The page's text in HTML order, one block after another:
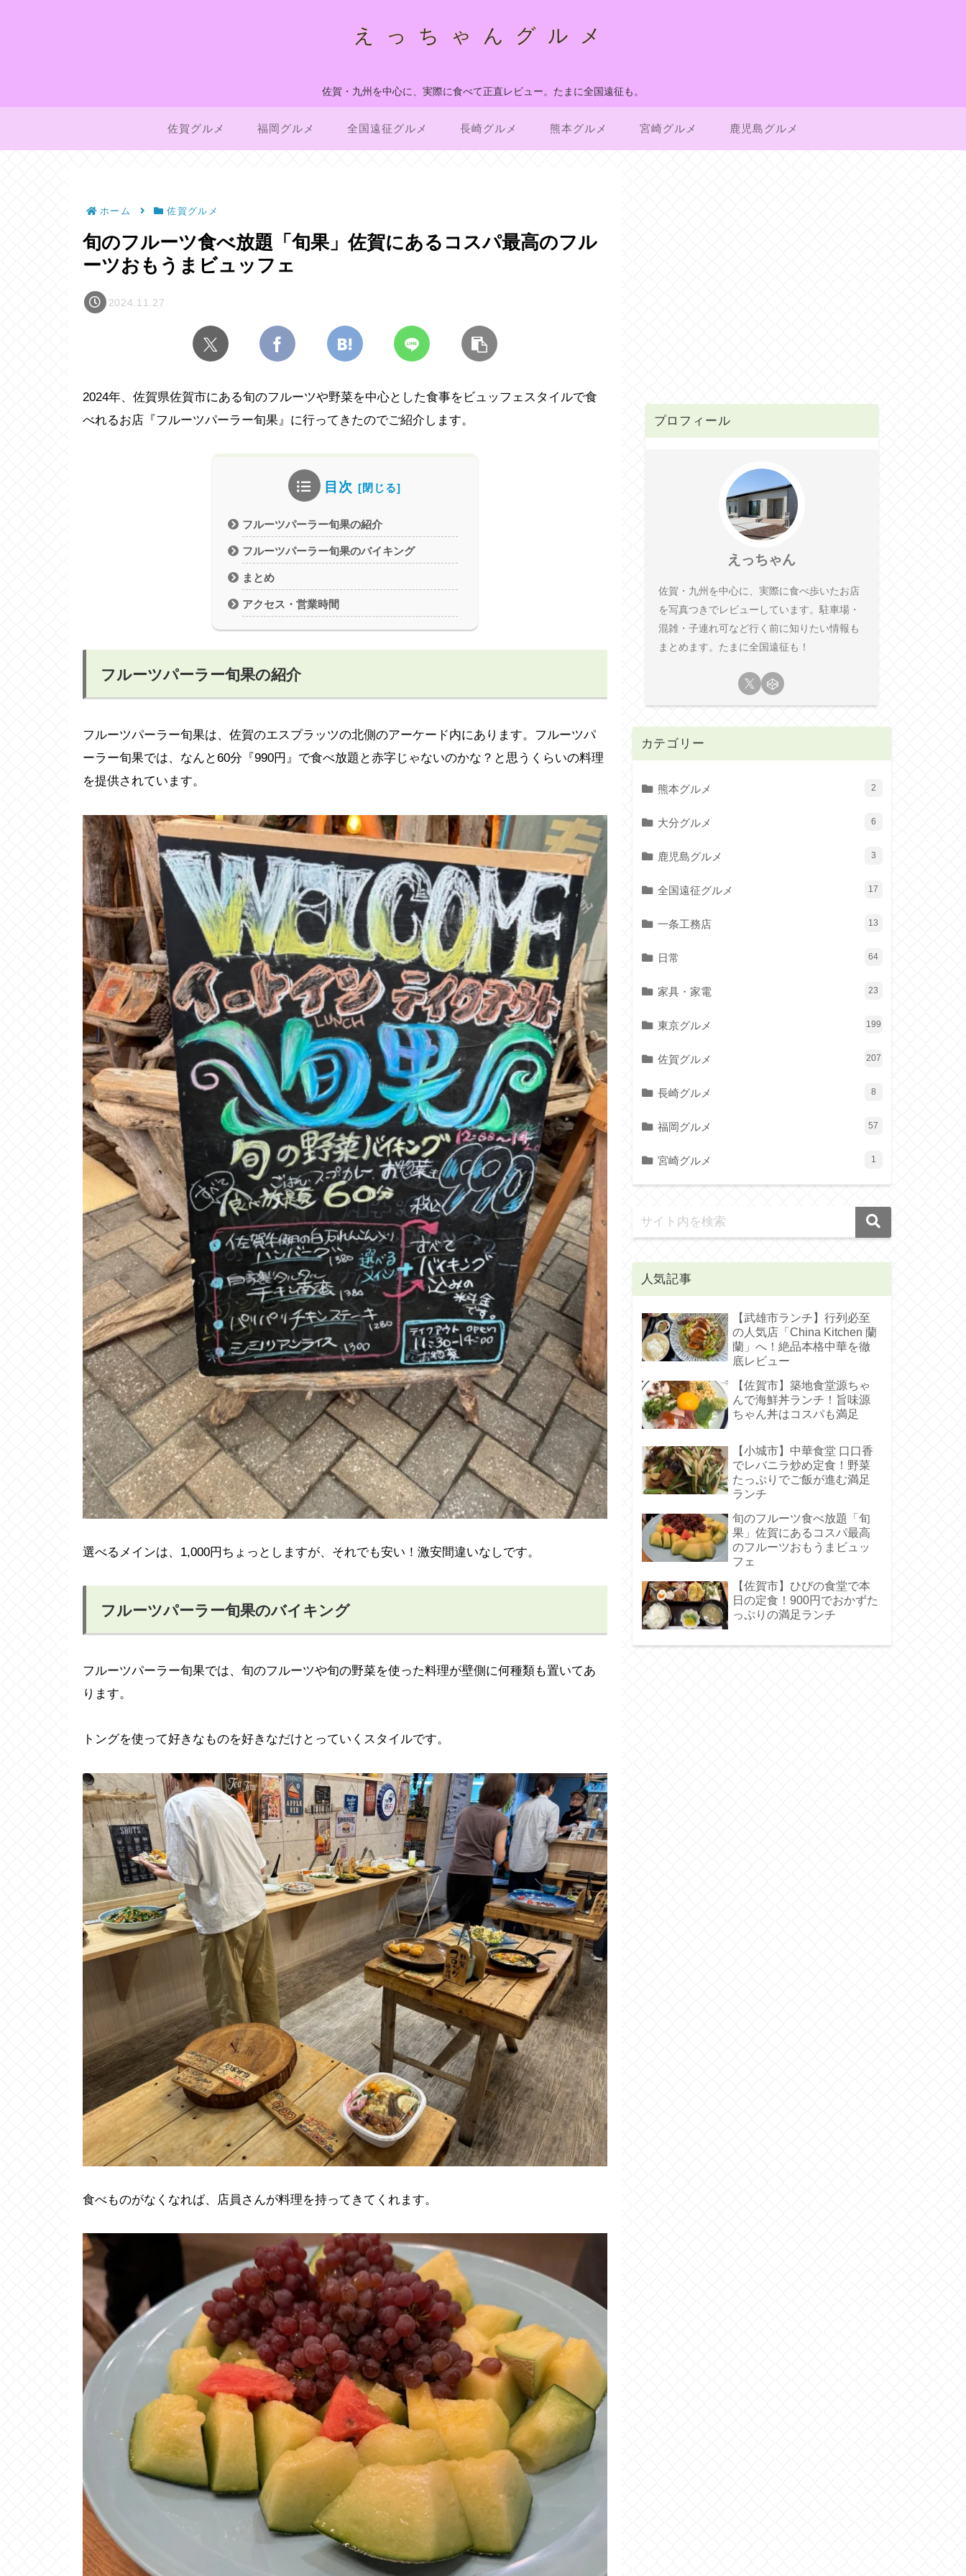
えっちゃんグルメ
佐賀・九州を中心に、実際に食べて正直レビュー。たまに全国遠征も。
佐賀グルメ 福岡グルメ 全国遠征グルメ 長崎グルメ 熊本グルメ 宮崎グルメ 鹿児島グルメ
ホーム 佐賀グルメ
旬のフルーツ食べ放題「旬果」佐賀にあるコスパ最高のフル
ーツおもうまビュッフェ
2024.11.27
2024年、佐賀県佐賀市にある旬のフルーツや野菜を中心とした食事をビュッフェスタイルで食
べれるお店『フルーツパーラー旬果』に行ってきたのでご紹介します。
目次
フルーツパーラー旬果の紹介
フルーツパーラー旬果のバイキング
まとめ
アクセス・営業時間
フルーツパーラー旬果の紹介
フルーツパーラー旬果は、佐賀のエスプラッツの北側のアーケード内にあります。フルーツパ
ーラー旬果では、なんと60分『990円』で食べ放題と赤字じゃないのかな？と思うくらいの料理
を提供されています。
選べるメインは、1,000円ちょっとしますが、それでも安い！激安間違いなしです。
フルーツパーラー旬果のバイキング
フルーツパーラー旬果では、旬のフルーツや旬の野菜を使った料理が壁側に何種類も置いてあ
ります。
トングを使って好きなものを好きなだけとっていくスタイルです。
食べものがなくなれば、店員さんが料理を持ってきてくれます。
プロフィール
えっちゃん
佐賀・九州を中心に、実際に食べ歩いたお店
を写真つきでレビューしています。駐車場・
混雑・子連れ可など行く前に知りたい情報も
まとめます。たまに全国遠征も！
カテゴリー
熊本グルメ 2
大分グルメ 6
鹿児島グルメ 3
全国遠征グルメ 17
一条工務店 13
日常 64
家具・家電 23
東京グルメ 199
佐賀グルメ 207
長崎グルメ 8
福岡グルメ 57
宮崎グルメ 1
人気記事
【武雄市ランチ】行列必至
の人気店「China Kitchen 蘭
蘭」へ！絶品本格中華を徹
底レビュー
【佐賀市】築地食堂源ちゃ
んで海鮮丼ランチ！旨味源
ちゃん丼はコスパも満足
【小城市】中華食堂 口口香
でレバニラ炒め定食！野菜
たっぷりでご飯が進む満足
ランチ
旬のフルーツ食べ放題「旬
果」佐賀にあるコスパ最高
のフルーツおもうまビュッ
フェ
【佐賀市】ひびの食堂で本
日の定食！900円でおかずた
っぷりの満足ランチ